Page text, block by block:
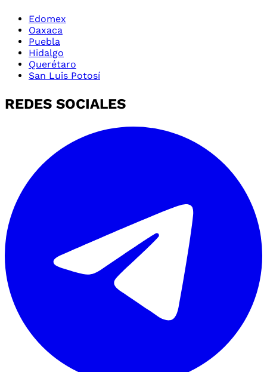
Edomex
Oaxaca
Puebla
Hidalgo
Querétaro
San Luis Potosí
REDES SOCIALES